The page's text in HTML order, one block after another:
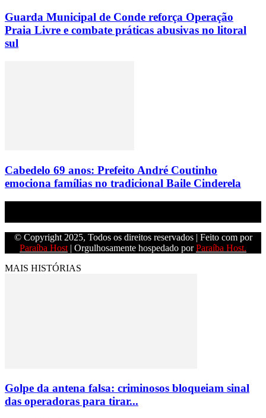
Guarda Municipal de Conde reforça Operação
Praia Livre e combate práticas abusivas no litoral
sul
Cabedelo 69 anos: Prefeito André Coutinho
emociona famílias no tradicional Baile Cinderela
© Copyright 2025, Todos os direitos reservados | Feito com por
Paraíba Host | Orgulhosamente hospedado porParaíba Host.
MAIS HISTÓRIAS
Golpe da antena falsa: criminosos bloqueiam sinal
das operadoras para tirar...